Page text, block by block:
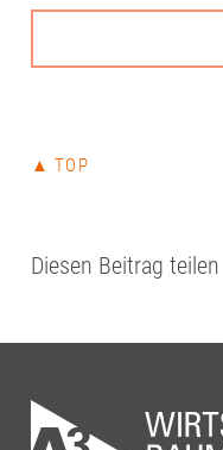
▲ TOP
Diesen Beitrag teilen